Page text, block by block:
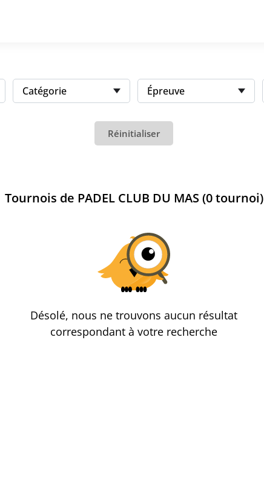
Catégorie Épreuve
Réinitialiser
Tournois de PADEL CLUB DU MAS (0 tournoi)
Désolé, nous ne trouvons aucun résultat
correspondant à votre recherche